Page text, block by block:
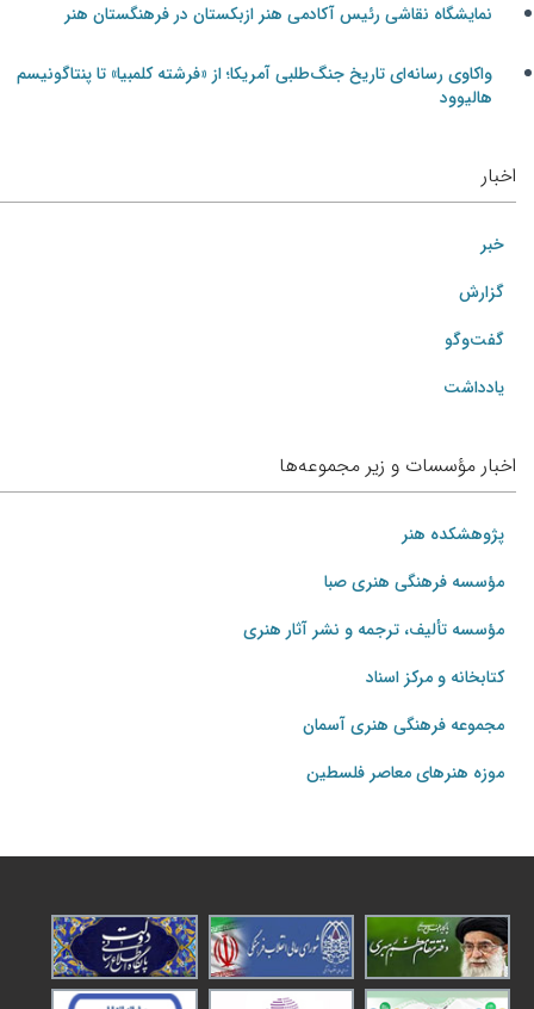
نمایشگاه نقاشی رئیس آکادمی هنر ازبکستان در فرهنگستان هنر
واکاوی رسانه‌ای تاریخ جنگ‌طلبی آمریکا؛ از «فرشته کلمبیا» تا پنتاگونیسم
هالیوود
اخبار
خبر
گزارش
گفت‌وگو
یادداشت
اخبار مؤسسات و زیر مجموعه‌ها
پژوهشکده هنر
مؤسسه فرهنگی هنری صبا
مؤسسه تألیف، ترجمه و نشر آثار هنری
کتابخانه و مرکز اسناد
مجموعه فرهنگی هنری آسمان
موزه هنرهای‌ معاصر فلسطین